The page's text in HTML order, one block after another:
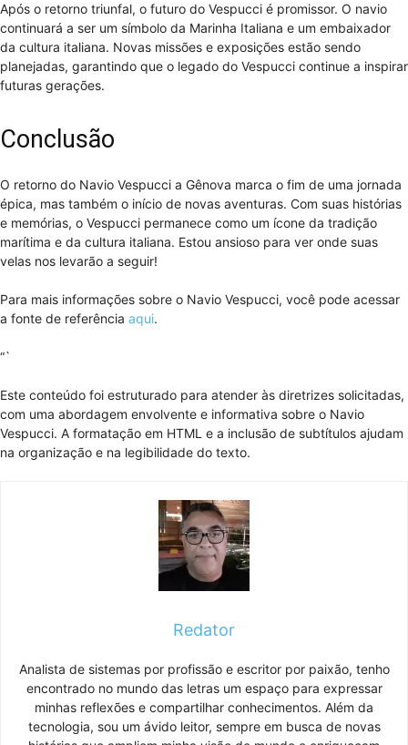
Após o retorno triunfal, o futuro do Vespucci é promissor. O navio
continuará a ser um símbolo da Marinha Italiana e um embaixador
da cultura italiana. Novas missões e exposições estão sendo
planejadas, garantindo que o legado do Vespucci continue a inspirar
futuras gerações.
Conclusão
O retorno do Navio Vespucci a Gênova marca o fim de uma jornada
épica, mas também o início de novas aventuras. Com suas histórias
e memórias, o Vespucci permanece como um ícone da tradição
marítima e da cultura italiana. Estou ansioso para ver onde suas
velas nos levarão a seguir!
Para mais informações sobre o Navio Vespucci, você pode acessar
a fonte de referência aqui.
“`
Este conteúdo foi estruturado para atender às diretrizes solicitadas,
com uma abordagem envolvente e informativa sobre o Navio
Vespucci. A formatação em HTML e a inclusão de subtítulos ajudam
na organização e na legibilidade do texto.
Redator
Analista de sistemas por profissão e escritor por paixão, tenho
encontrado no mundo das letras um espaço para expressar
minhas reflexões e compartilhar conhecimentos. Além da
tecnologia, sou um ávido leitor, sempre em busca de novas